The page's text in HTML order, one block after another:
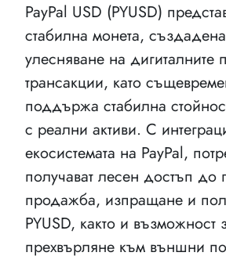
PayPal USD (PYUSD)
стабилна монета,
улесняване на
трансакции, като
поддържа стабилна
с реални активи. С
екосистемата на PayPal,
получават лесен достъп до
продажба, изпращане и
PYUSD, както и възможност
прехвърляне към външни